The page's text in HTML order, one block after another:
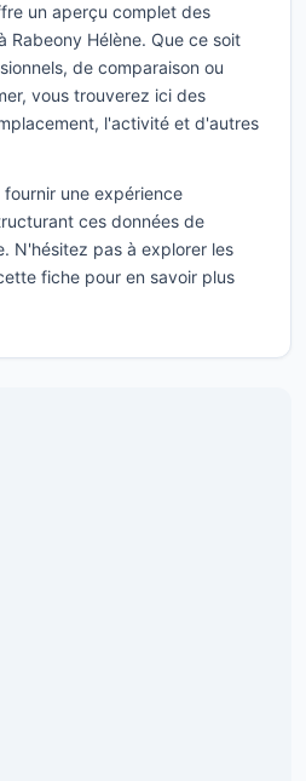
un aperçu complet des
Rabeony Hélène. Que ce soit
de comparaison ou
vous trouverez ici des
l'activité et d'autres
une expérience
ces données de
N'hésitez pas à explorer les
fiche pour en savoir plus